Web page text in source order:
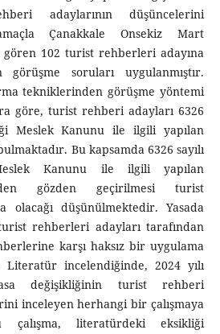
adaylarının düşüncelerini
Çanakkale Onsekiz Mart
102 turist rehberleri adayına
soruları uygulanmıştır.
tekniklerinden görüşme yöntemi
göre, turist rehberi adayları 6326
Meslek Kanunu ile ilgili yapılan
Bu kapsamda 6326 sayılı
Kanunu ile ilgili yapılan
gözden geçirilmesi turist
olacağı düşünülmektedir. Yasada
rehberleri adayları tarafından
karşı haksız bir uygulama
incelendiğinde, 2024 yılı
değişikliğinin turist rehberi
inceleyen herhangi bir çalışmaya
çalışma, literatürdeki eksikliği